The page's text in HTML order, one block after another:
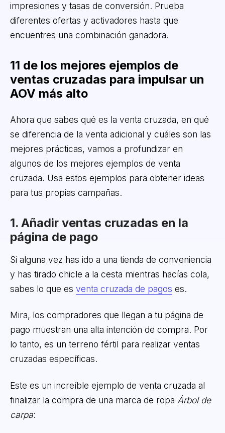
impresiones y tasas de conversión. Prueba
diferentes ofertas y activadores hasta que
encuentres una combinación ganadora.
11 de los mejores ejemplos de
ventas cruzadas para impulsar un
AOV más alto
Ahora que sabes qué es la venta cruzada, en qué
se diferencia de la venta adicional y cuáles son las
mejores prácticas, vamos a profundizar en
algunos de los mejores ejemplos de venta
cruzada. Usa estos ejemplos para obtener ideas
para tus propias campañas.
1. Añadir ventas cruzadas en la
página de pago
Si alguna vez has ido a una tienda de conveniencia
y has tirado chicle a la cesta mientras hacías cola,
sabes lo que es venta cruzada de pagos es.
Mira, los compradores que llegan a tu página de
pago muestran una alta intención de compra. Por
lo tanto, es un terreno fértil para realizar ventas
cruzadas específicas.
Este es un increíble ejemplo de venta cruzada al
finalizar la compra de una marca de ropa Árbol de
carpa: